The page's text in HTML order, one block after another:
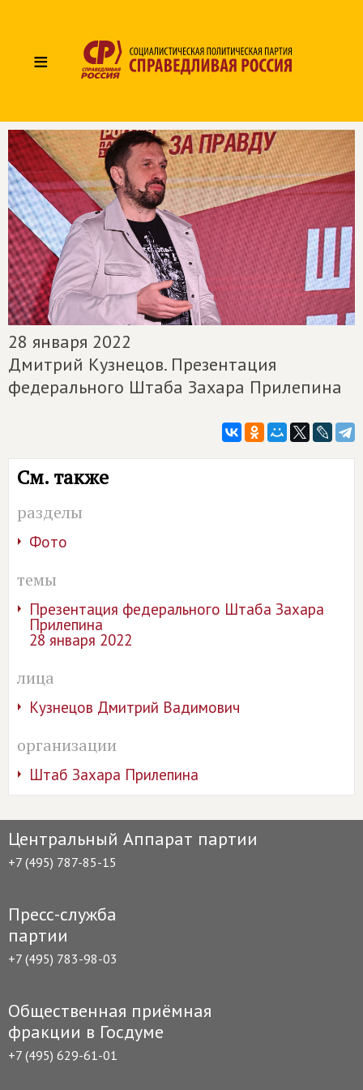
≡
28 января 2022
Дмитрий Кузнецов. Презентация
федерального Штаба Захара Прилепина
См. также
разделы
Фото
темы
Презентация федерального Штаба Захара
Прилепина
28 января 2022
лица
Кузнецов Дмитрий Вадимович
организации
Штаб Захара Прилепина
Центральный Аппарат партии
+7 (495) 787-85-15
Пресс-служба
партии
+7 (495) 783-98-03
Общественная приёмная
фракции в Госдуме
+7 (495) 629-61-01